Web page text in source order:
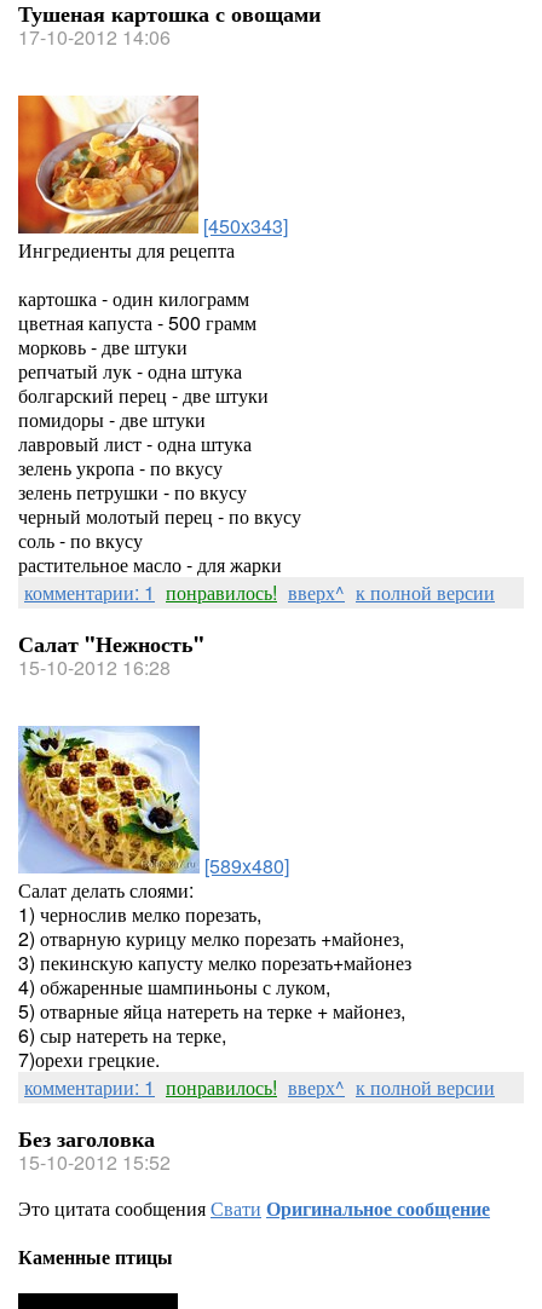
Тушеная картошка с овощами
17-10-2012 14:06
[450x343]
Ингредиенты для рецепта
картошка - один килограмм
цветная капуста - 500 грамм
морковь - две штуки
репчатый лук - одна штука
болгарский перец - две штуки
помидоры - две штуки
лавровый лист - одна штука
зелень укропа - по вкусу
зелень петрушки - по вкусу
черный молотый перец - по вкусу
соль - по вкусу
растительное масло - для жарки
комментарии: 1 понравилось! вверх^ к полной версии
Салат "Нежность"
15-10-2012 16:28
[589x480]
Салат делать слоями:
1) чернослив мелко порезать,
2) отварную курицу мелко порезать +майонез,
3) пекинскую капусту мелко порезать+майонез
4) обжаренные шампиньоны с луком,
5) отварные яйца натереть на терке + майонез,
6) сыр натереть на терке,
7)орехи грецкие.
комментарии: 1 понравилось! вверх^ к полной версии
Без заголовка
15-10-2012 15:52
Это цитата сообщенияСвати Оригинальное сообщение
Каменные птицы